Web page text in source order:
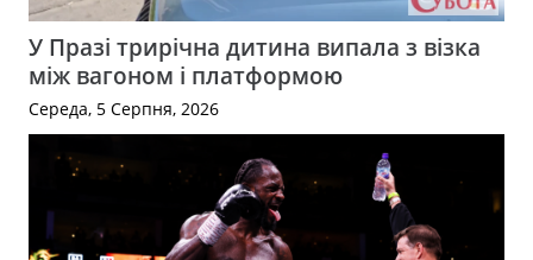
У Празі трирічна дитина випала з візка
між вагоном і платформою
Середа, 5 Серпня, 2026